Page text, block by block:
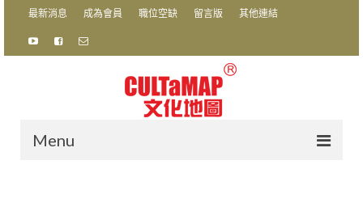
最新消息 成為會員 職位空缺 留言版 其他連結
Menu